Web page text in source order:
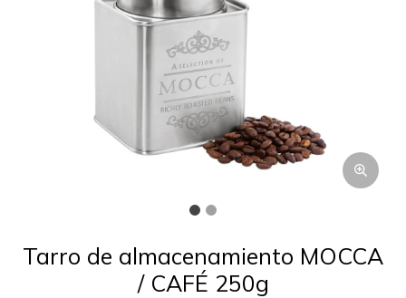
Tarro de almacenamiento MOCCA
/ CAFÉ 250g